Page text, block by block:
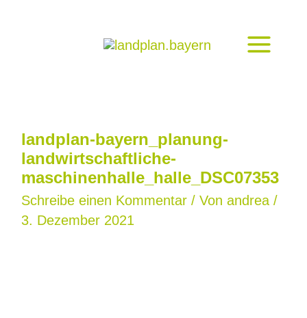
landplan-bayern_planung-
landwirtschaftliche-
maschinenhalle_halle_DSC07353
Schreibe einen Kommentar / Von andrea /
3. Dezember 2021